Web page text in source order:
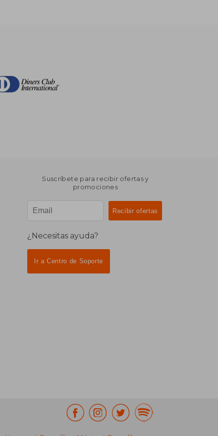
Suscríbete para recibir ofertas y
promociones
¿Necesitas ayuda?
Ir a Centro de Soporte